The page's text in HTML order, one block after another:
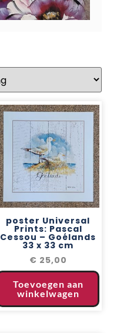
poster Universal
Prints: Pascal
Cessou – Goélands
33 x 33 cm
€ 25,00
Toevoegen aan
winkelwagen